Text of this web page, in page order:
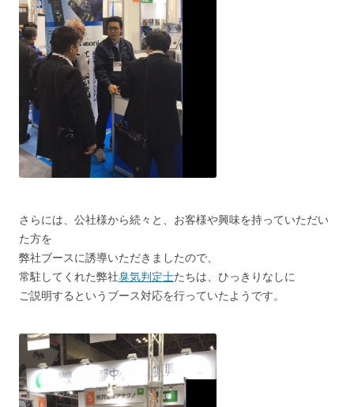
さらには、公社様から続々と、お客様や興味を持っていただい
た方を
弊社ブースに誘導いただきましたので、
常駐してくれた弊社臭気判定士たちは、ひっきりなしに
ご説明するというブース対応を行っていたようです。